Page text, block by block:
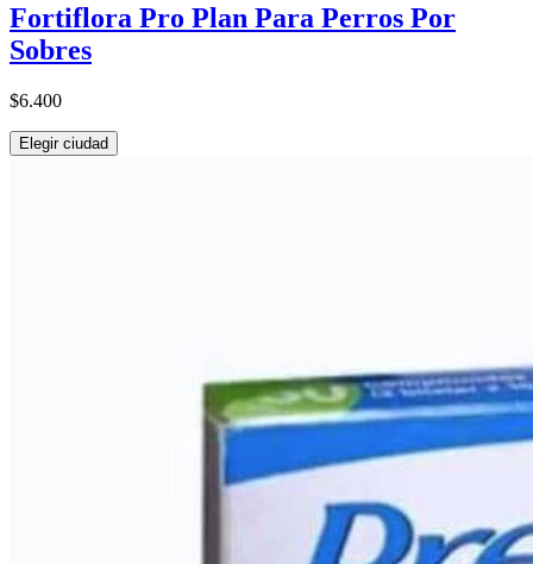
Fortiflora Pro Plan Para Perros Por
Sobres
$6.400
Elegir ciudad